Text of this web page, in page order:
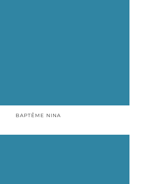
BAPTÊME NINA